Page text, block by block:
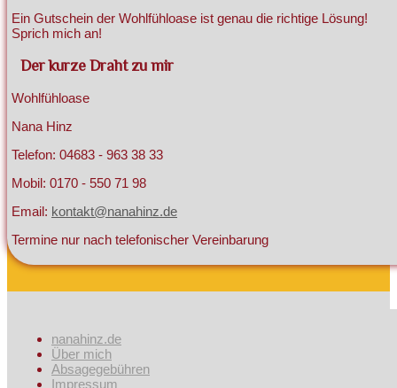
Ein Gutschein der Wohlfühloase ist genau die richtige Lösung!
Sprich mich an!
Der kurze Draht zu mir
Wohlfühloase
Nana Hinz
Telefon: 04683 - 963 38 33
Mobil: 0170 - 550 71 98
Email: kontakt@nanahinz.de
Termine nur nach telefonischer Vereinbarung
nanahinz.de
Über mich
Absagegebühren
Impressum